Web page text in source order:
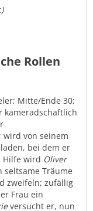
)
Rollen
Mitte/Ende 30;
kameradschaftlich
von seinem
bei dem er
Hilfe wird Oliver
Träume
zweifeln; zufällig
Frau ein
versucht er, nun